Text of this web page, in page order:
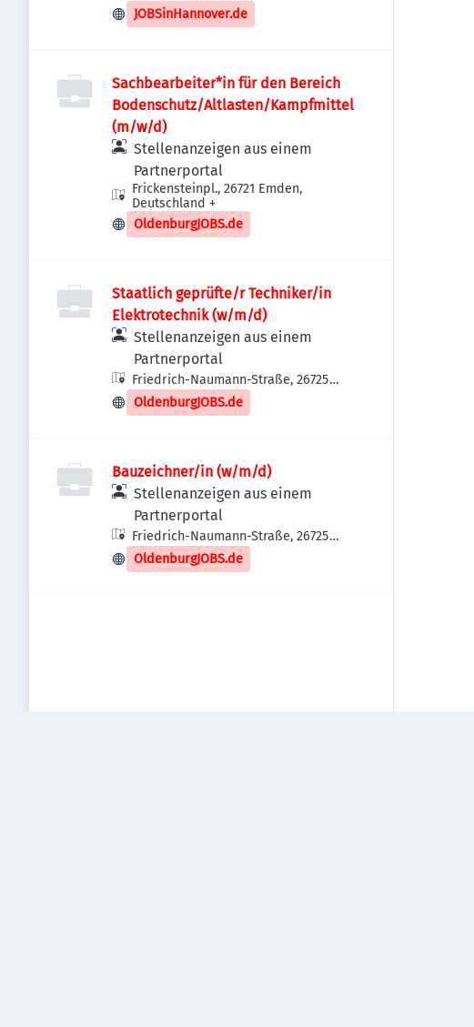
JOBSinHannover.de
Sachbearbeiter*in für den Bereich
Bodenschutz/Altlasten/Kampfmittel
(m/w/d)
Stellenanzeigen aus einem
Partnerportal
Frickensteinpl., 26721 Emden,
Deutschland +
OldenburgJOBS.de
Staatlich geprüfte/r Techniker/in
Elektrotechnik (w/m/d)
Stellenanzeigen aus einem
Partnerportal
Friedrich-Naumann-Straße, 26725
Emden, Deutschland
OldenburgJOBS.de
Bauzeichner/in (w/m/d)
Stellenanzeigen aus einem
Partnerportal
Friedrich-Naumann-Straße, 26725
Emden, Deutschland
OldenburgJOBS.de